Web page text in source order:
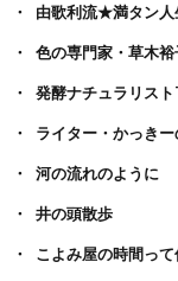
由歌利流★満タン人
色の専門家・草木
発酵ナチュラリス
ライター・かっき
河の流れのように
井の頭散歩
こよみ屋の時間って